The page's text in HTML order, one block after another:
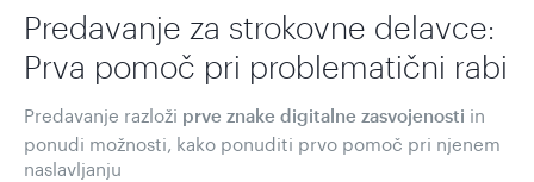
Predavanje za strokovne delavce:
Prva pomoč pri problematični rabi
Predavanje razloži prve znake digitalne zasvojenosti in
ponudi možnosti, kako ponuditi prvo pomoč pri njenem
naslavljanju